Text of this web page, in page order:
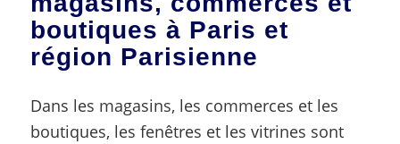
boutiques à Paris et
région Parisienne
Dans les magasins, les commerces et les
boutiques, les fenêtres et les vitrines sont